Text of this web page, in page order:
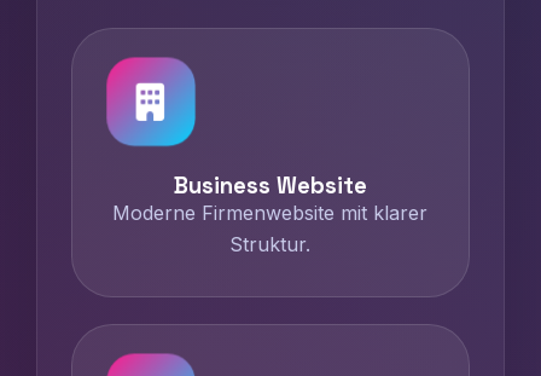
Business Website
Moderne Firmenwebsite mit klarer
Struktur.